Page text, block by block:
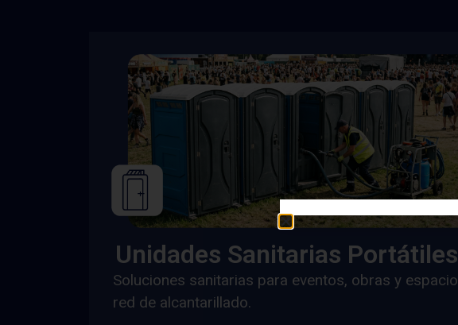
Unidades Sanitarias Portátiles
Soluciones sanitarias para eventos, obras y
red de alcantarillado.